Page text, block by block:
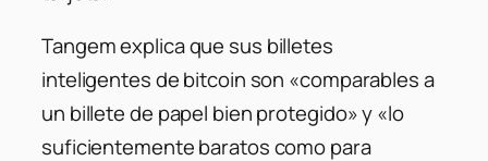
Tangem explica que sus billetes
inteligentes de bitcoin son «comparables a
un billete de papel bien protegido» y «lo
suficientemente baratos como para